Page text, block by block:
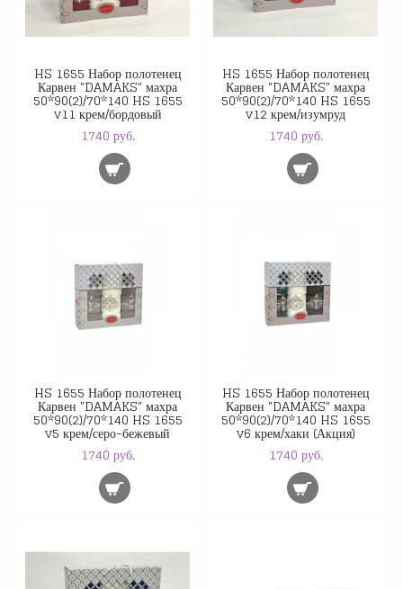
HS 1655 Набор полотенец
Карвен "DAMAKS" махра
50*90(2)/70*140 HS 1655
v11 крем/бордовый
1740 руб.
HS 1655 Набор полотенец
Карвен "DAMAKS" махра
50*90(2)/70*140 HS 1655
v12 крем/изумруд
1740 руб.
HS 1655 Набор полотенец
Карвен "DAMAKS" махра
50*90(2)/70*140 HS 1655
v5 крем/серо-бежевый
1740 руб.
HS 1655 Набор полотенец
Карвен "DAMAKS" махра
50*90(2)/70*140 HS 1655
v6 крем/хаки (Акция)
1740 руб.